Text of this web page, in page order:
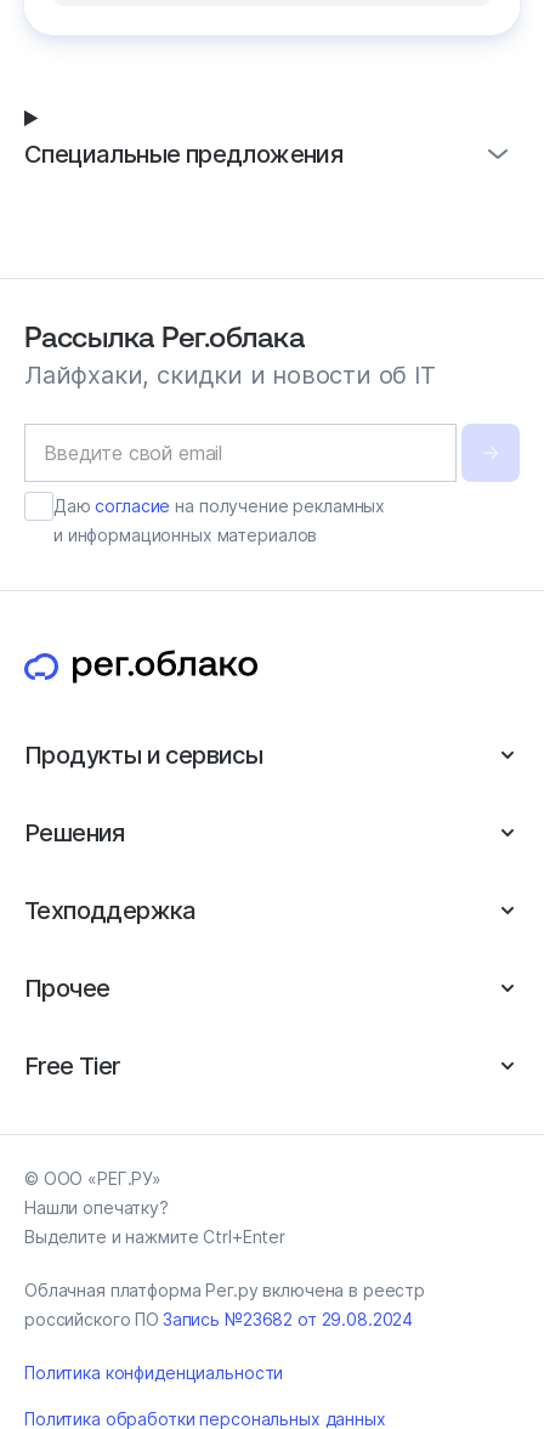
Специальные предложения
Рассылка Рег.облака
Лайфхаки, скидки и новости об IT
Даюсогласие на получение рекламных
и информационных материалов
Продукты и сервисы
Решения
Техподдержка
Прочее
Free Tier
© ООО «РЕГ.РУ»
Нашли опечатку?
Выделите и нажмите Ctrl+Enter
Облачная платформа Рег.ру включена в реестр
российского ПО Запись №23682 от 29.08.2024
Политика конфиденциальности
Политика обработки персональных данных